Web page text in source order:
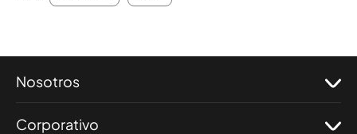
Nosotros
Corporativo